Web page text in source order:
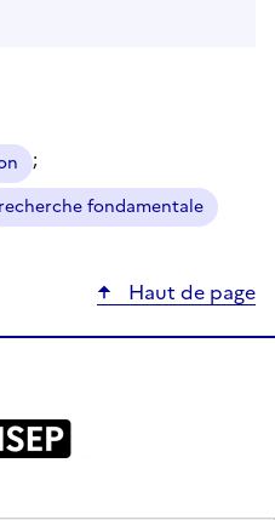
;
recherche fondamentale
Haut de page